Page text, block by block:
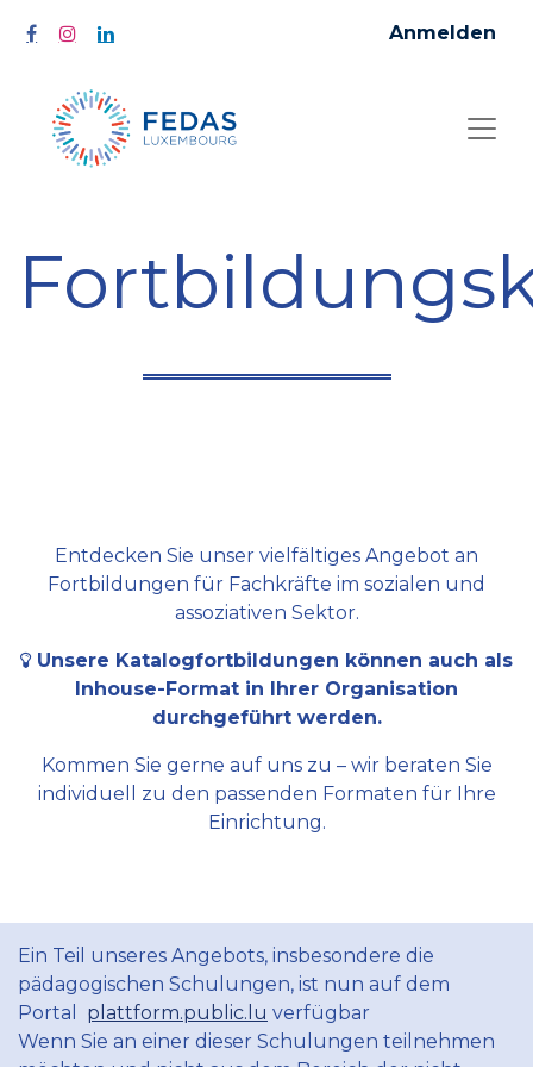
Anmelden
Entdecken Sie unser vielfältiges Angebot an
Fortbildungen für Fachkräfte im sozialen und
assoziativen Sektor.
Unsere Katalogfortbildungen können auch als
Inhouse-Format in Ihrer Organisation
durchgeführt werden.
Kommen Sie gerne auf uns zu – wir beraten Sie
individuell zu den passenden Formaten für Ihre
Einrichtung.
Ein Teil unseres Angebots, insbesondere die
pädagogischen Schulungen, ist nun auf dem
Portal plattform.public.lu verfügbar
Wenn Sie an einer dieser Schulungen teilnehmen